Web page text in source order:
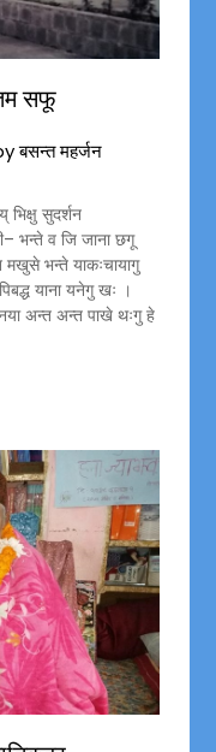
सफू
बसन्त महर्जन
भिक्षु सुदर्शन
भन्ते व जि जाना छगू
भन्ते याकःचायागु
याना यनेगु खः ।
अन्त अन्त पाखे थःगु हे